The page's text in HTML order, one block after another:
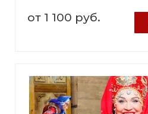
от 1 100 руб.